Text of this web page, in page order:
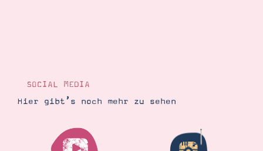
SOCIAL MEDIA
Hier gibt’s noch mehr zu sehen